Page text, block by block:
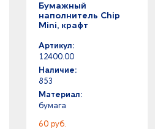
Бумажный
наполнитель Chip
Mini, крафт
Артикул:
12400.00
Наличие:
853
Материал:
бумага
60 руб.